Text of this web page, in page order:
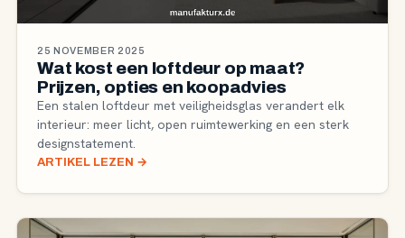
25 NOVEMBER 2025
Wat kost een loftdeur op maat?
Prijzen, opties en koopadvies
Een stalen loftdeur met veiligheidsglas verandert elk
interieur: meer licht, open ruimtewerking en een sterk
designstatement.
ARTIKEL LEZEN →